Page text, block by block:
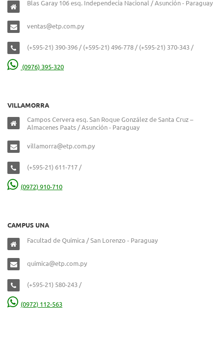
Blas Garay 106 esq. Independecia Nacional / Asunción - Paraguay
ventas@etp.com.py
(+595-21) 390-396 / (+595-21) 496-778 / (+595-21) 370-343 /
(0976) 395-320
VILLAMORRA
Campos Cervera esq. San Roque González de Santa Cruz –
Almacenes Paats / Asunción - Paraguay
villamorra@etp.com.py
(+595-21) 611-717 /
(0972) 910-710
CAMPUS UNA
Facultad de Química / San Lorenzo - Paraguay
quimica@etp.com.py
(+595-21) 580-243 /
(0972) 112-563